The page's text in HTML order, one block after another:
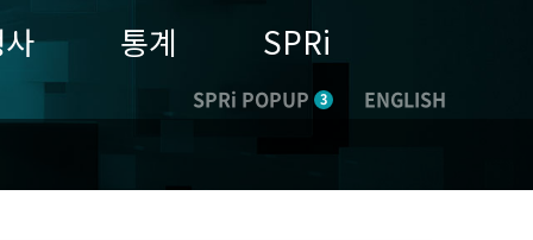
통계 SPRi
SPRi POPUP 3 ENGLISH